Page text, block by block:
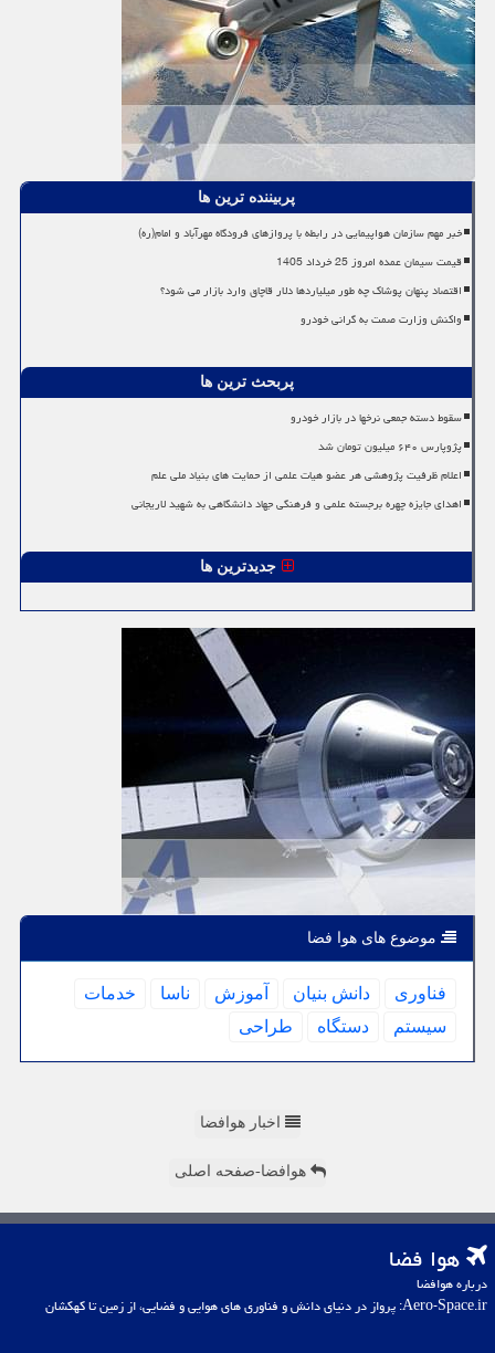
پربیننده ترین ها
خبر مهم سازمان هواپیمایی در رابطه با پروازهای فرودگاه مهرآباد و امام(ره)
قیمت سیمان عمده امروز 25 خرداد 1405
اقتصاد پنهان پوشاک چه طور میلیاردها دلار قاچاق وارد بازار می شود؟
واکنش وزارت صمت به گرانی خودرو
پربحث ترین ها
سقوط دسته جمعی نرخها در بازار خودرو
پژوپارس ۶۴۰ میلیون تومان شد
اعلام ظرفیت پژوهشی هر عضو هیات علمی از حمایت های بنیاد ملی علم
اهدای جایزه چهره برجسته علمی و فرهنگی جهاد دانشگاهی به شهید لاریجانی
جدیدترین ها
موضوع های هوا فضا
فناوری دانش بنیان آموزش ناسا
خدمات
سیستم
دستگاه طراحی
اخبار هوافضا
هوافضا-صفحه اصلی
هوا فضا
درباره هوافضا
Aero-Space.ir: پرواز در دنیای دانش و فناوری های هوایی و فضایی، از زمین تا کهکشان